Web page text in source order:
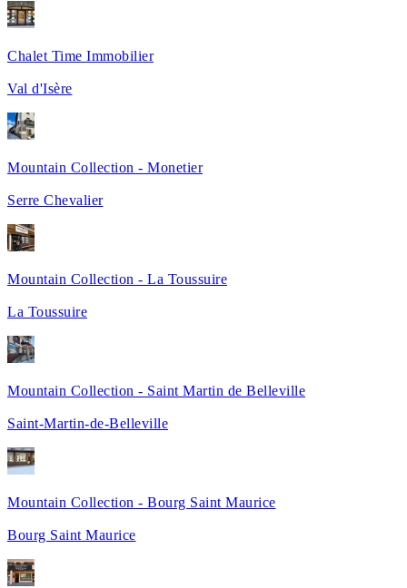
Chalet Time Immobilier
Val d'Isère
Mountain Collection - Monetier
Serre Chevalier
Mountain Collection - La Toussuire
La Toussuire
Mountain Collection - Saint Martin de Belleville
Saint-Martin-de-Belleville
Mountain Collection - Bourg Saint Maurice
Bourg Saint Maurice